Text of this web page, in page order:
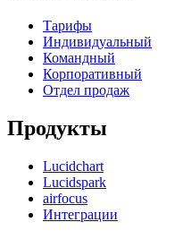
Тарифы
Индивидуальный
Командный
Корпоративный
Отдел продаж
Продукты
Lucidchart
Lucidspark
airfocus
Интеграции